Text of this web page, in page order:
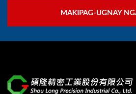
MAKIPAG-UGNAY